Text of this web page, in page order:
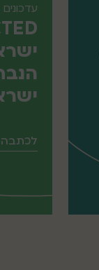
עדכונים